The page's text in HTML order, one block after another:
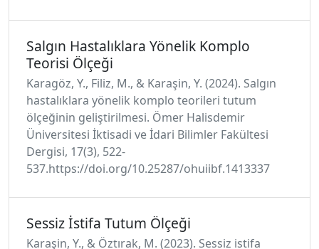
Salgın Hastalıklara Yönelik Komplo
Teorisi Ölçeği
Karagöz, Y., Filiz, M., & Karaşin, Y. (2024). Salgın
hastalıklara yönelik komplo teorileri tutum
ölçeğinin geliştirilmesi. Ömer Halisdemir
Üniversitesi İktisadi ve İdari Bilimler Fakültesi
Dergisi, 17(3), 522-
537.https://doi.org/10.25287/ohuiibf.1413337
Sessiz İstifa Tutum Ölçeği
Karaşin, Y., & Öztırak, M. (2023). Sessiz istifa